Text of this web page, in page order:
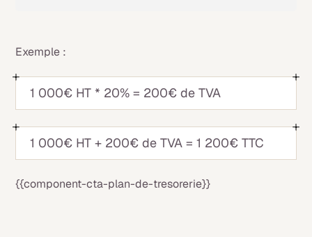
Exemple :
1 000€ HT * 20% = 200€ de TVA
1 000€ HT + 200€ de TVA = 1 200€ TTC
{{component-cta-plan-de-tresorerie}}